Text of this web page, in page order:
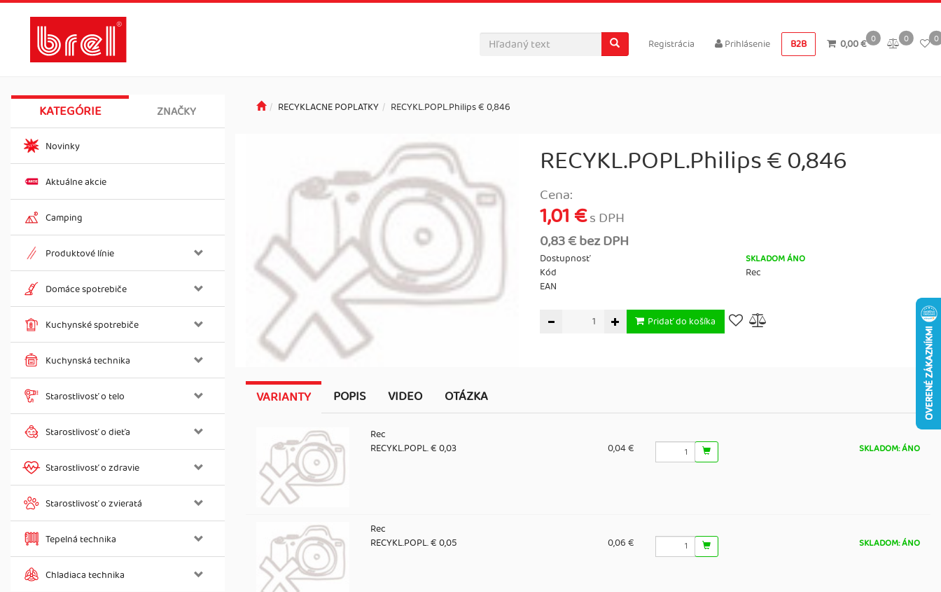
0
0,00 € 0 0
B2B
Registrácia Prihlásenie
KATEGÓRIE ZNAČKY
Novinky
Aktuálne akcie
Camping
Produktové línie
Domáce spotrebiče
Kuchynské spotrebiče
Kuchynská technika
Starostlivosť o telo
Starostlivosť o dieťa
Starostlivosť o zdravie
Starostlivosť o zvieratá
Tepelná technika
Chladiaca technika
RECYKLACNE POPLATKY RECYKL.POPL.Philips € 0,846
RECYKL.POPL.Philips € 0,846
Cena:
1,01 €s DPH
0,83 € bez DPH
Dostupnosť SKLADOM ÁNO
Kód
Rec
EAN
Pridať do košíka
VARIANTY POPIS VIDEO OTÁZKA
Rec
RECYKL.POPL. € 0,03
0,04 € SKLADOM: ÁNO
Rec
RECYKL.POPL. € 0,05
0,06 € SKLADOM: ÁNO